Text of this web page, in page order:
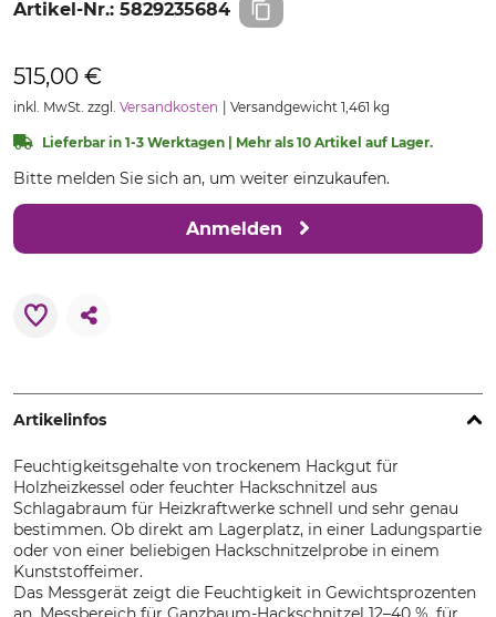
Artikel-Nr.: 5829235684
515,00 €
inkl. MwSt. zzgl. Versandkosten Versandgewicht 1,461 kg
Lieferbar in 1-3 Werktagen | Mehr als 10 Artikel auf Lager.
Bitte melden Sie sich an, um weiter einzukaufen.
Anmelden
Artikelinfos
Feuchtigkeitsgehalte von trockenem Hackgut für
Holzheizkessel oder feuchter Hackschnitzel aus
Schlagabraum für Heizkraftwerke schnell und sehr genau
bestimmen. Ob direkt am Lagerplatz, in einer Ladungspartie
oder von einer beliebigen Hackschnitzelprobe in einem
Kunststoffeimer.
Das Messgerät zeigt die Feuchtigkeit in Gewichtsprozenten